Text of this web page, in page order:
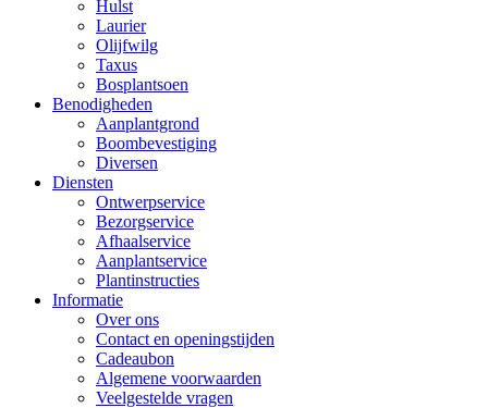
Hulst
Laurier
Olijfwilg
Taxus
Bosplantsoen
Benodigheden
Aanplantgrond
Boombevestiging
Diversen
Diensten
Ontwerpservice
Bezorgservice
Afhaalservice
Aanplantservice
Plantinstructies
Informatie
Over ons
Contact en openingstijden
Cadeaubon
Algemene voorwaarden
Veelgestelde vragen